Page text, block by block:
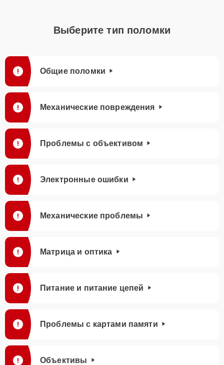
Выберите тип поломки
Общие поломки
Механические повреждения
Проблемы с объективом
Электронные ошибки
Механические проблемы
Матрица и оптика
Питание и питание цепей
Проблемы с картами памяти
Объективы